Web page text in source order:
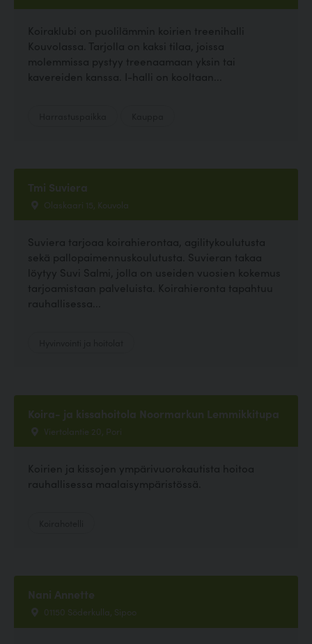
Koiraklubi on puolilämmin koirien treenihalli
Kouvolassa. Tarjolla on kaksi tilaa, joissa
molemmissa pystyy treenaamaan yksin tai
kavereiden kanssa. I-halli on kooltaan...
Tmi Suviera
Olaskaari 15, Kouvola
Suviera tarjoaa koirahierontaa, agilitykoulutusta
sekä pallopaimennuskoulutusta. Suvieran takaa
löytyy Suvi Salmi, jolla on useiden vuosien kokemus
tarjoamistaan palveluista. Koirahieronta tapahtuu
rauhallisessa...
Koira- ja kissahoitola Noormarkun Lemmikkitupa
Viertolantie 20, Pori
Koirien ja kissojen ympärivuorokautista hoitoa
rauhallisessa maalaisympäristössä.
Nani Annette
01150 Söderkulla, Sipoo